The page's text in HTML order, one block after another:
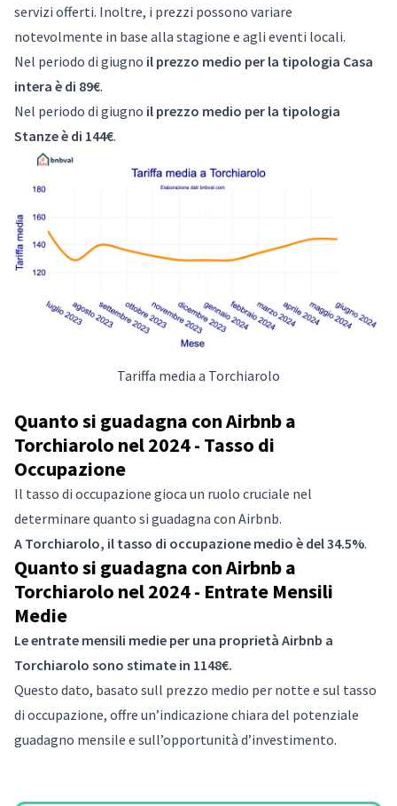
servizi offerti. Inoltre, i prezzi possono variare
notevolmente in base alla stagione e agli eventi locali.
Nel periodo di giugno il prezzo medio per la tipologia Casa
intera è di 89€.
Nel periodo di giugno il prezzo medio per la tipologia
Stanze è di 144€.
Tariffa media a Torchiarolo
Quanto si guadagna con Airbnb a
Torchiarolo nel 2024 - Tasso di
Occupazione
Il tasso di occupazione gioca un ruolo cruciale nel
determinare quanto si guadagna con Airbnb.
A Torchiarolo, il tasso di occupazione medio è del 34.5%.
Quanto si guadagna con Airbnb a
Torchiarolo nel 2024 - Entrate Mensili
Medie
Le entrate mensili medie per una proprietà Airbnb a
Torchiarolo sono stimate in 1148€.
Questo dato, basato sull prezzo medio per notte e sul tasso
di occupazione, offre un’indicazione chiara del potenziale
guadagno mensile e sull’opportunità d’investimento.